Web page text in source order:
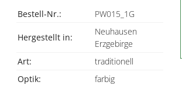
Bestell-Nr.: PW015_1G
Hergestellt in:
Neuhausen
Erzgebirge
Art:
traditionell
Optik:
farbig